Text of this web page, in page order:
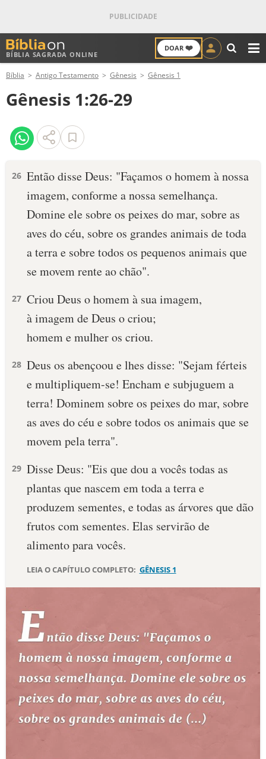
BÍBLIA SAGRADA ONLINE
DOAR ❤️
ANTIGO TESTAMENTO
NOVO TESTAMENTO
VERSÍCULOS
PALAVRA DO DIA
SALMO DO DIA
DEVOCIONAL DIÁRIO
ESTUDOS BÍBLICOS
PERGUNTE À BÍBLIA IA
TERMO BÍBLICO JOGOS
QUEM SOMOS
Bíblia Antigo Testamento Gênesis Gênesis 1
Gênesis 1:26-29
26 Então disse Deus: "Façamos o homem à nossa
imagem, con­for­me a nossa semelhança.
Domine ele sobre os peixes do mar, sobre as
aves do céu, sobre os grandes animais de toda
a terra e sobre todos os pequenos animais ­que
se movem rente ao chão".
27 Criou Deus o homem à sua imagem,
à imagem de Deus o criou;
homem e mulher os criou.
28 Deus os abençoou e lhes disse: "Sejam férteis
e multipliquem-se! Encham e subjuguem a
terra! Dominem sobre os peixes do mar, sobre
as aves do céu e sobre todos os animais que se
movem pela terra".
29 Disse Deus: "Eis que dou a vocês todas as
plantas que nascem em toda a terra e
produzem sementes, e todas as árvores que dão
frutos com se­mentes. Elas servirão de
alimento para vocês.
LEIA O CAPÍTULO COMPLETO: GÊNESIS 1